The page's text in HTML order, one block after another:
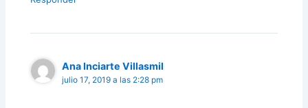
Ana Inciarte Villasmil
julio 17, 2019 a las 2:28 pm